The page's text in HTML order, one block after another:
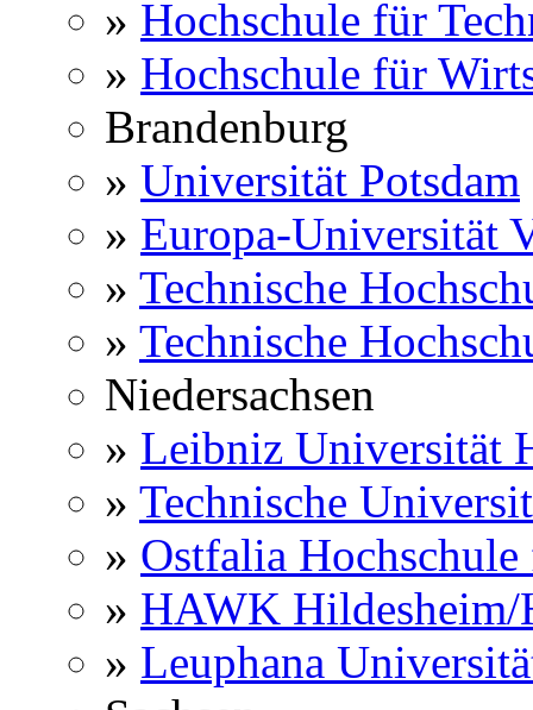
» Hochschule für
» Hochschule für
Brandenburg
» Universität Potsdam
» Europa-Universität
» Technische
» Technische
Niedersachsen
» Leibniz Universität
» Technische
» Ostfalia Hochschule
» HAWK
» Leuphana